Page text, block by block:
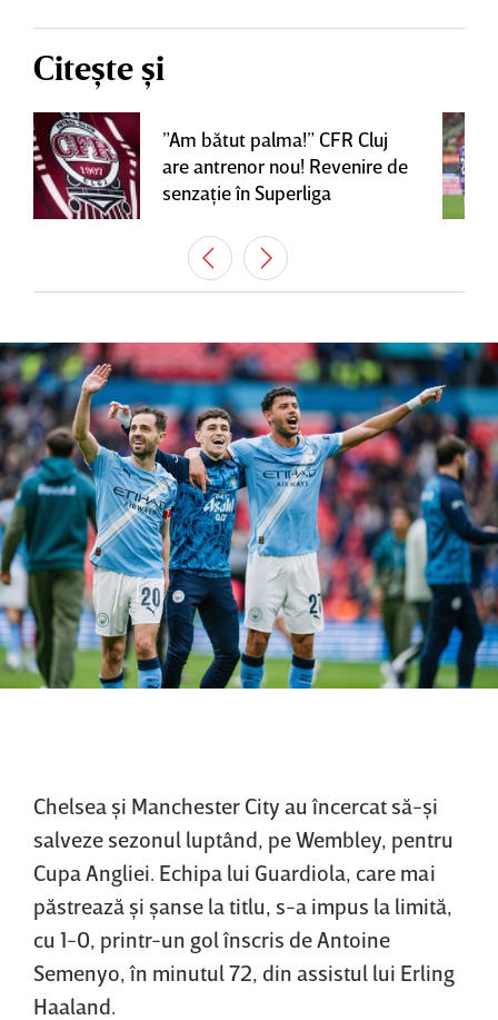
Citește și
”Am bătut palma!” CFR Cluj
are antrenor nou! Revenire de
senzaţie în Superliga
Chelsea şi Manchester City au încercat să-şi
salveze sezonul luptând, pe Wembley, pentru
Cupa Angliei. Echipa lui Guardiola, care mai
păstrează şi şanse la titlu, s-a impus la limită,
cu 1-0, printr-un gol înscris de Antoine
Semenyo, în minutul 72, din assistul lui Erling
Haaland.